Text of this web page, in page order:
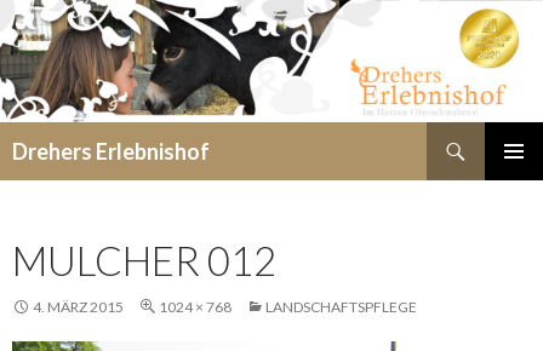
Drehers Erlebnishof
MULCHER 012
4. MÄRZ 2015 1024 × 768 LANDSCHAFTSPFLEGE